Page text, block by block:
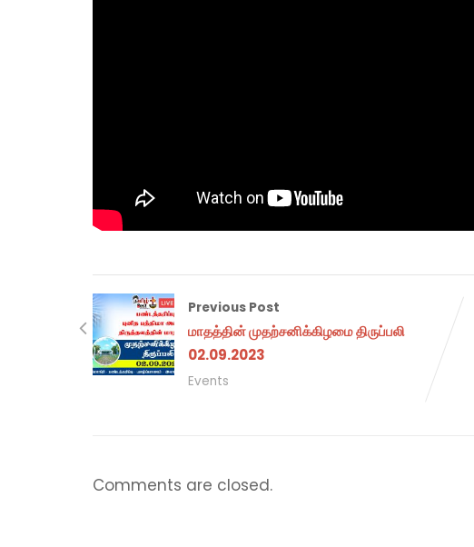
Previous Post
மாதத்தின் முதற்சனிக்கிழமை திருப்பலி
02.09.2023
Events
Comments are closed.